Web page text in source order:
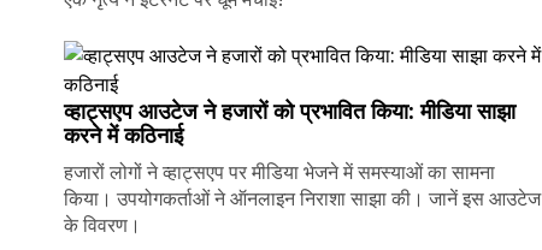
व्हाट्सएप आउटेज ने हजारों को प्रभावित किया: मीडिया साझा
करने में कठिनाई
हजारों लोगों ने व्हाट्सएप पर मीडिया भेजने में समस्याओं का सामना
किया। उपयोगकर्ताओं ने ऑनलाइन निराशा साझा की। जानें इस आउटेज
के विवरण।